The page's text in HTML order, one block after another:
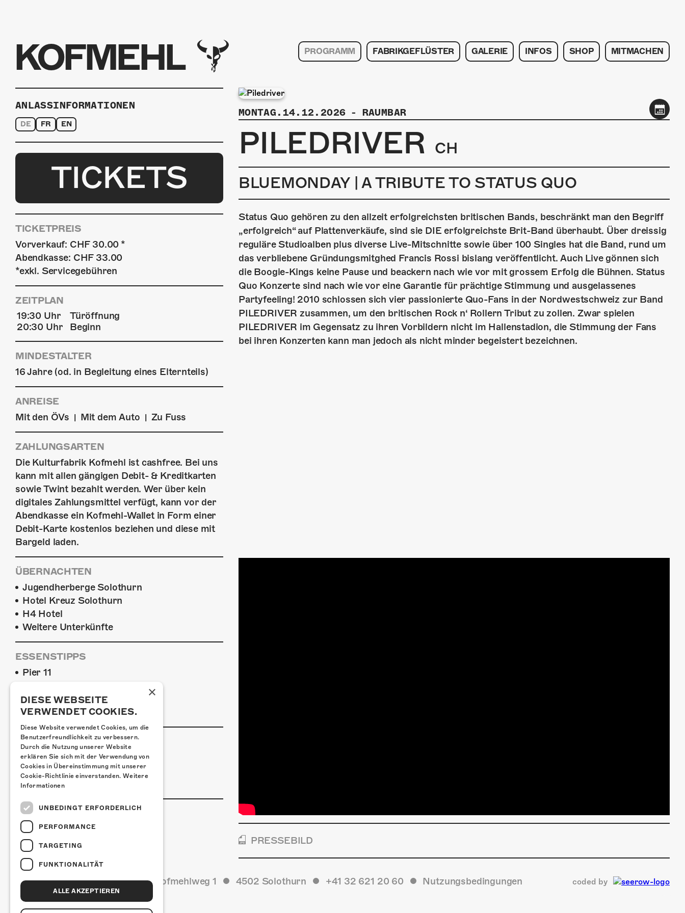
KOFMEHL PROGRAMM FABRIKGEFLÜSTER GALERIE INFOS SHOP MITMACHEN
MONTAG.14.12.2026 - RAUMBAR
PILEDRIVER CH
BLUEMONDAY | A TRIBUTE TO STATUS QUO
Status Quo gehören zu den allzeit erfolgreichsten britischen Bands, beschränkt man den Begriff
„erfolgreich“ auf Plattenverkäufe, sind sie DIE erfolgreichste Brit-Band überhaubt. Über dreissig
reguläre Studioalben plus diverse Live-Mitschnitte sowie über 100 Singles hat die Band, rund um
das verbliebene Gründungsmitghed Francis Rossi bislang veröffentlicht. Auch Live gönnen sich
die Boogie-Kings keine Pause und beackern nach wie vor mit grossem Erfolg die Bühnen. Status
Quo Konzerte sind nach wie vor eine Garantie für prächtige Stimmung und ausgelassenes
Partyfeeling! 2010 schlossen sich vier passionierte Quo-Fans in der Nordwest­schweiz zur Band
PILEDRIVER zusammen, um den britischen Rock n‘ Rollern Tribut zu zollen. Zwar spielen
PILEDRIVER im Gegensatz zu ihren Vorbildern nicht im Hallenstadion, die Stimmung der Fans
bei ihren Konzerten kann man jedoch als nicht minder begeistert bezeichnen.
PRESSEBILD
ANLASSINFORMATIONEN
DE FR EN
TICKETS
TICKETPREIS
Vorverkauf: CHF 30.00 *
Abendkasse: CHF 33.00
*exkl. Servicegebühren
ZEITPLAN
19:30 Uhr
Türöffnung
20:30 Uhr
Beginn
MINDESTALTER
16 Jahre (od. in Begleitung eines Elternteils)
ANREISE
Mit den ÖVs
Mit dem Auto Zu Fuss
ZAHLUNGSARTEN
Die Kulturfabrik Kofmehl ist cashfree. Bei uns
kann mit allen gängigen Debit- & Kreditkarten
sowie Twint bezahlt werden. Wer über kein
digitales Zahlungsmittel verfügt, kann vor der
Abendkasse ein Kofmehl-Wallet in Form einer
Debit-Karte kostenlos beziehen und diese mit
Bargeld laden.
ÜBERNACHTEN
Jugendherberge Solothurn
Hotel Kreuz Solothurn
H4 Hotel
Weitere Unterkünfte
ESSENSTIPPS
Pier 11
Pittaria
Pizzeria Da Giuseppe
LINKS & PARTNER
Facebook-Event
Piledriver Facebook
Piledriver
Kulturfabrik Kofmehl Kofmehlweg 1 4502 Solothurn +41 32 621 20 60 Nutzungsbedingungen coded by
×
DIESE WEBSEITE
VERWENDET COOKIES.
Diese Website verwendet Cookies, um die
Benutzerfreundlichkeit zu verbessern.
Durch die Nutzung unserer Website
erklären Sie sich mit der Verwendung von
Cookies in Übereinstimmung mit unserer
Cookie-Richtlinie einverstanden. Weitere
Informationen
UNBEDINGT ERFORDERLICH
PERFORMANCE
TARGETING
FUNKTIONALITÄT
ALLE AKZEPTIEREN